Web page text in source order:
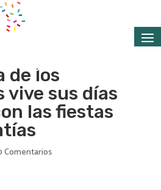
de los
vive sus días
las fiestas
Comentarios